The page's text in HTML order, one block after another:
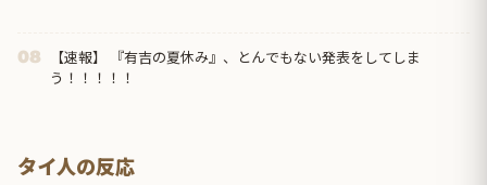
08
【速報】 『有吉の夏休み』、とんでもない発表をしてしま
う！！！！！
タイ人の反応